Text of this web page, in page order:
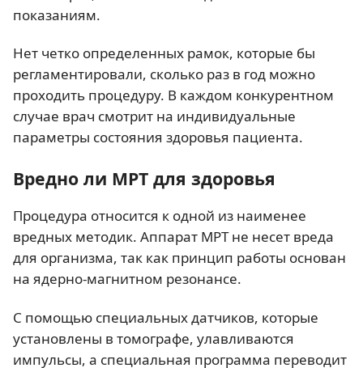
показаниям.
Нет четко определенных рамок, которые бы
регламентировали, сколько раз в год можно
проходить процедуру. В каждом конкурентном
случае врач смотрит на индивидуальные
параметры состояния здоровья пациента.
Вредно ли МРТ для здоровья
Процедура относится к одной из наименее
вредных методик. Аппарат МРТ не несет вреда
для организма, так как принцип работы основан
на ядерно-магнитном резонансе.
С помощью специальных датчиков, которые
установлены в томографе, улавливаются
импульсы, а специальная программа переводит